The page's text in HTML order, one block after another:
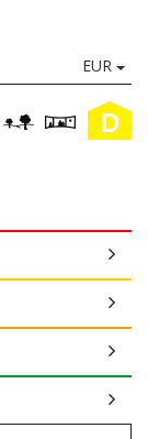
EUR
D